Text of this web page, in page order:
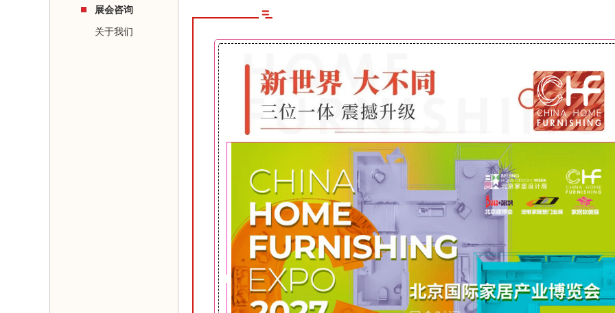
展会咨询
关于我们